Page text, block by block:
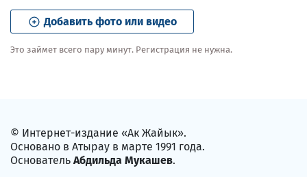
Добавить фото или видео
Это займет всего пару минут. Регистрация не нужна.
© Интернет-издание «Ак Жайык».
Основано в Атырау в марте 1991 года.
Основатель Абдильда Мукашев.